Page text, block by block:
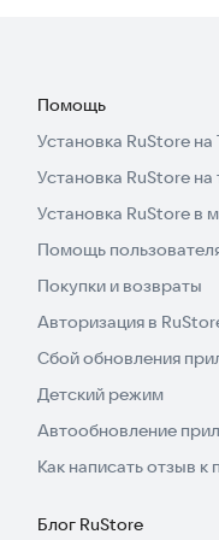
Помощь
Установка RuStore на
Установка RuStore на
Установка RuStore в
Помощь
Покупки и возвраты
Авторизация в
Сбой обновления
Детский режим
Автообновление
Как написать отзыв
Блог RuStore